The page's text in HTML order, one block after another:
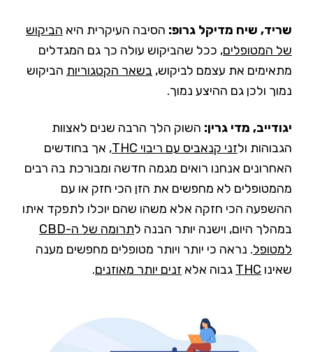
שריד, שיח מדיקל גרופ: הסיבה העיקרית היא הביקוש
של המטופלים, ככל שהביקוש עולה כך גם המגדלים
מתאימים את עצמם לביקוש, בשאר הקטגוריות הביקוש
נמוך ולכן גם ההיצע נמוך.
יגודייב, מדי גרין: השוק הלך הרבה שנים לאצוות
הגבוהות ולזני קנאביס עם ריבוי THC
, אך בחודשים
האחרונים אנחנו רואים מגמה חדשה ומבורכת בה רבים
מהמטופלים לא מחפשים את הזן הכי חזק או עם
ההשפעה הכי חזקה אלא משהו שהם יוכלו לתפקד איתו
במהלך היום, וישנה יותר הבנה ל
תרומה של ה-CBD
למטופל. נראה כי יותר ויותר מטופלים מחפשים מענה
שאינו THC גבוה אלא זנים יותר מאוזנים.